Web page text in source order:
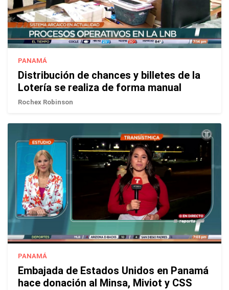
PANAMÁ
Distribución de chances y billetes de la
Lotería se realiza de forma manual
Rochex Robinson
PANAMÁ
Embajada de Estados Unidos en Panamá
hace donación al Minsa, Miviot y CSS